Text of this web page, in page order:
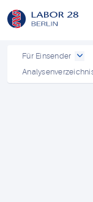
Für Einsender